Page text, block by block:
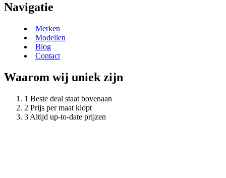
Navigatie
Merken
Modellen
Blog
Contact
Waarom wij uniek zijn
Beste deal staat bovenaan
Prijs per maat klopt
Altijd up-to-date prijzen